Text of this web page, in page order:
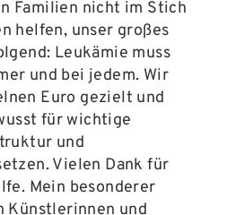
Familien nicht im Stich
helfen, unser großes
Leukämie muss
und bei jedem. Wir
Euro gezielt und
für wichtige
und
Vielen Dank für
Mein besonderer
Künstlerinnen und